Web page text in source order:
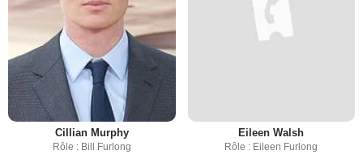
Cillian Murphy
Rôle : Bill Furlong
Eileen Walsh
Rôle : Eileen Furlong